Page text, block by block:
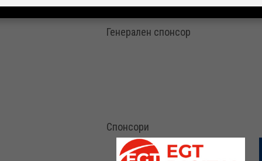
Генерален спонсор
Спонсори